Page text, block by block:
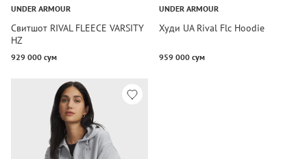
UNDER ARMOUR
Свитшот RIVAL FLEECE VARSITY
HZ
929 000 сум
UNDER ARMOUR
Худи UA Rival Flc Hoodie
959 000 сум